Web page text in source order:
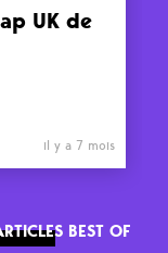
UK de
il y a 7 mois
BEST OF